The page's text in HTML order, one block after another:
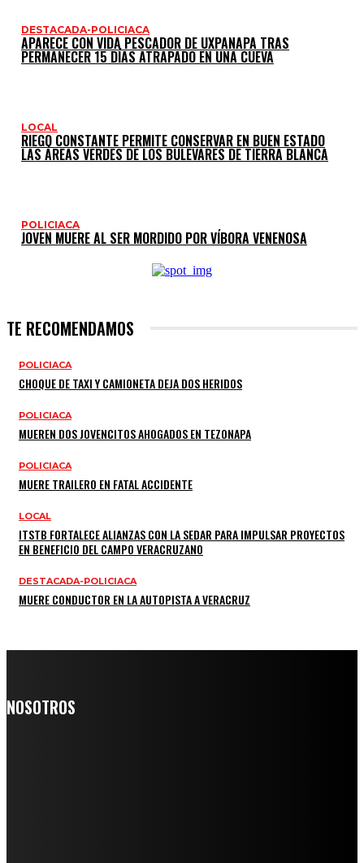
DESTACADA-POLICIACA
APARECE CON VIDA PESCADOR DE UXPANAPA TRAS
PERMANECER 15 DÍAS ATRAPADO EN UNA CUEVA
LOCAL
RIEGO CONSTANTE PERMITE CONSERVAR EN BUEN ESTADO
LAS ÁREAS VERDES DE LOS BULEVARES DE TIERRA BLANCA
POLICIACA
JOVEN MUERE AL SER MORDIDO POR VÍBORA VENENOSA
TE RECOMENDAMOS
POLICIACA
CHOQUE DE TAXI Y CAMIONETA DEJA DOS HERIDOS
POLICIACA
MUEREN DOS JOVENCITOS AHOGADOS EN TEZONAPA
POLICIACA
MUERE TRAILERO EN FATAL ACCIDENTE
LOCAL
ITSTB FORTALECE ALIANZAS CON LA SEDAR PARA IMPULSAR PROYECTOS
EN BENEFICIO DEL CAMPO VERACRUZANO
DESTACADA-POLICIACA
MUERE CONDUCTOR EN LA AUTOPISTA A VERACRUZ
NOSOTROS